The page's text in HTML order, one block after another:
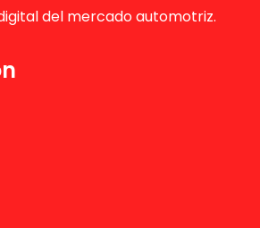
del mercado automotriz.